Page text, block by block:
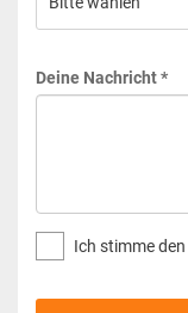
Deine Nachricht *
Ich stimme den